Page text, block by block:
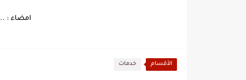
امضاء :
الأقسام خدمات